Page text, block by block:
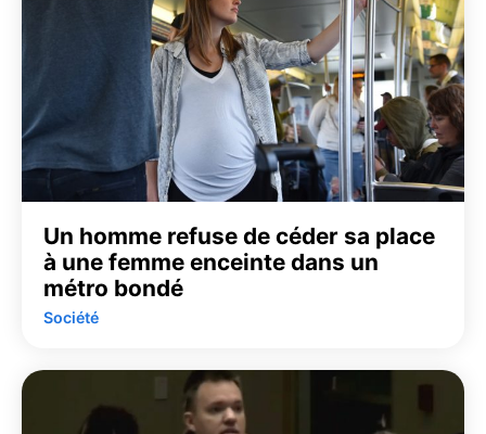
Un homme refuse de céder sa place
à une femme enceinte dans un
métro bondé
Société